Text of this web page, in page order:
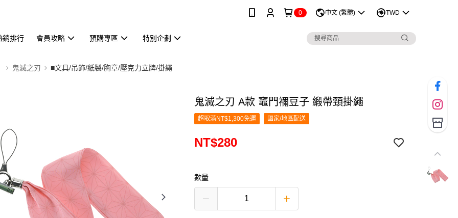
0 中文 (繁體) TWD
銷排行 會員攻略 預購專區 特別企劃
鬼滅之刃 ■文具/吊飾/紙製/胸章/壓克力立牌/掛繩
鬼滅之刃 A款 竈門禰豆子 緞帶頸掛繩
超取滿NT$1,300免運 國家/地區配送
NT$280
數量